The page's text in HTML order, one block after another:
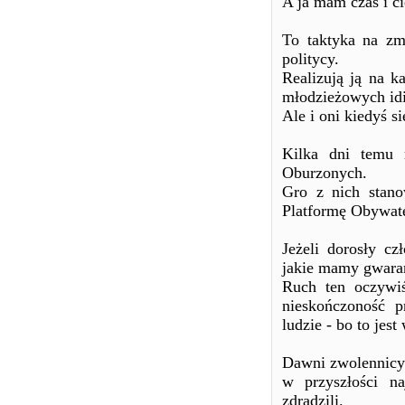
To taktyka na
politycy.
Realizują ją na
młodzieżowych
Ale i oni kiedyś
Kilka dni temu
Oburzonych.
Gro z nich
Platformę
Jeżeli dorosły
jakie mamy
Ruch ten
nieskończoność
ludzie - bo to jest
Dawni
w przyszłości
zdradzili.